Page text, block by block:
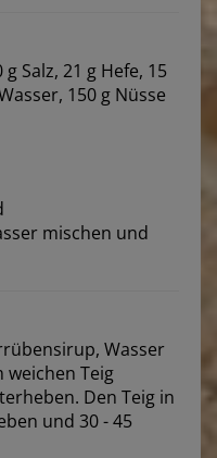
Salz, 21 g Hefe, 15
150 g Nüsse
mischen und
Wasser
weichen Teig
Den Teig in
und 30 - 45